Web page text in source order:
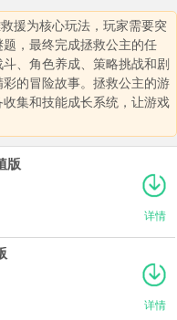
援为核心玩法，玩家需要突
，最终完成拯救公主的任
、角色养成、策略挑战和剧
的冒险故事。拯救公主的游
集和技能成长系统，让游戏
详情
版
详情